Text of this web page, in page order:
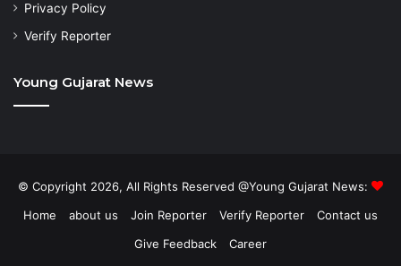
Privacy Policy
Verify Reporter
Young Gujarat News
© Copyright 2026, All Rights Reserved @Young Gujarat News:
Home
about us Join Reporter Verify Reporter
Contact us
Give Feedback
Career